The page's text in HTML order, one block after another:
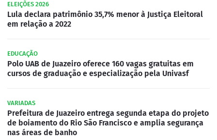
ELEIÇÕES 2026
Lula declara patrimônio 35,7% menor à Justiça Eleitoral
em relação a 2022
EDUCAÇÃO
Polo UAB de Juazeiro oferece 160 vagas gratuitas em
cursos de graduação e especialização pela Univasf
VARIADAS
Prefeitura de Juazeiro entrega segunda etapa do projeto
de boiamento do Rio São Francisco e amplia segurança
nas áreas de banho